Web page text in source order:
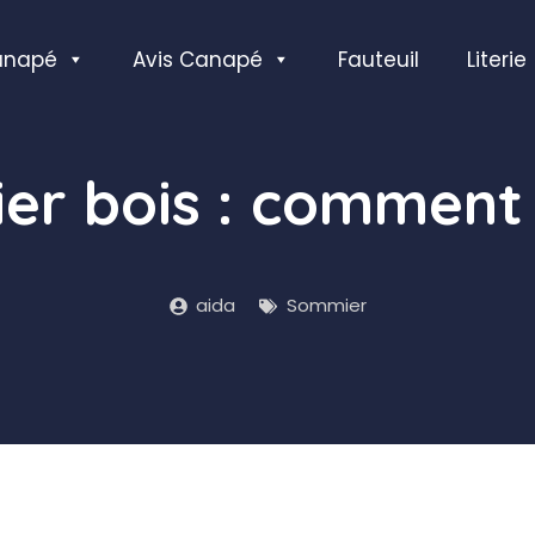
Avis Canapé Fauteuil Literie
bois :
aida Sommier